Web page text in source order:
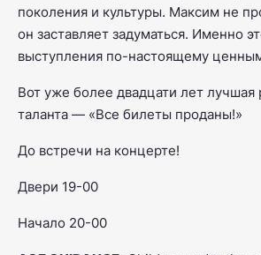
поколения и культуры. Максим не
он заставляет задуматься. Именно
выступления по-настоящему
Вот уже более двадцати лет лучшая
таланта — «Все билеты проданы!»
До встречи на концерте!
Двери 19-00
Начало 20-00